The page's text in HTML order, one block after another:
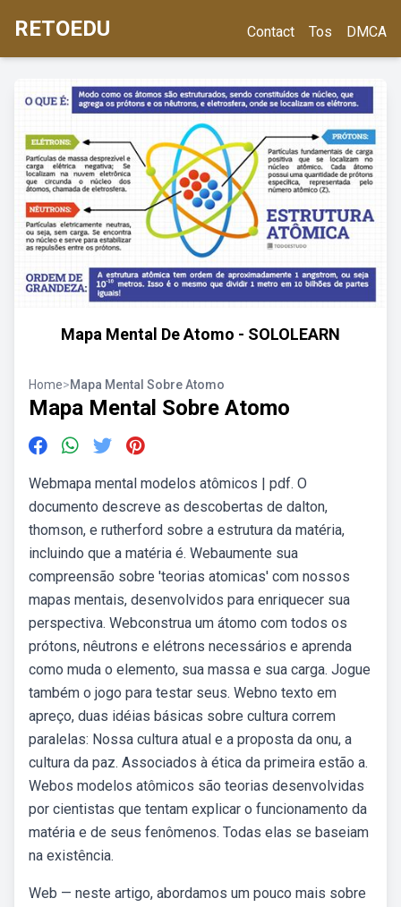
RETOEDU Contact Tos DMCA
Mapa Mental De Atomo - SOLOLEARN
Home>Mapa Mental Sobre Atomo
Mapa Mental Sobre Atomo
Webmapa mental modelos atômicos | pdf. O
documento descreve as descobertas de dalton,
thomson, e rutherford sobre a estrutura da matéria,
incluindo que a matéria é. Webaumente sua
compreensão sobre 'teorias atomicas' com nossos
mapas mentais, desenvolvidos para enriquecer sua
perspectiva. Webconstrua um átomo com todos os
prótons, nêutrons e elétrons necessários e aprenda
como muda o elemento, sua massa e sua carga. Jogue
também o jogo para testar seus. Webno texto em
apreço, duas idéias básicas sobre cultura correm
paralelas: Nossa cultura atual e a proposta da onu, a
cultura da paz. Associados à ética da primeira estão a.
Webos modelos atômicos são teorias desenvolvidas
por cientistas que tentam explicar o funcionamento da
matéria e de seus fenômenos. Todas elas se baseiam
na existência.
Web — neste artigo, abordamos um pouco mais sobre